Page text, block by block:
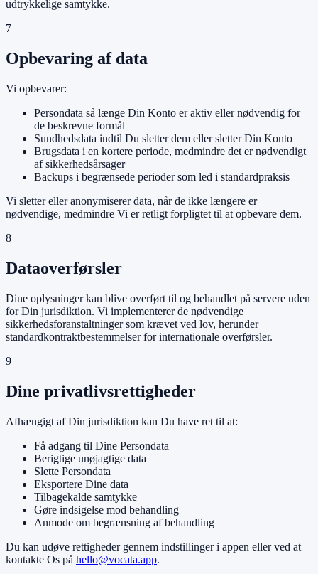
udtrykkelige samtykke.
7
Opbevaring af data
Vi opbevarer:
Persondata så længe Din Konto er aktiv eller nødvendig for
de beskrevne formål
Sundhedsdata indtil Du sletter dem eller sletter Din Konto
Brugsdata i en kortere periode, medmindre det er nødvendigt
af sikkerhedsårsager
Backups i begrænsede perioder som led i standardpraksis
Vi sletter eller anonymiserer data, når de ikke længere er
nødvendige, medmindre Vi er retligt forpligtet til at opbevare dem.
8
Dataoverførsler
Dine oplysninger kan blive overført til og behandlet på servere uden
for Din jurisdiktion. Vi implementerer de nødvendige
sikkerhedsforanstaltninger som krævet ved lov, herunder
standardkontraktbestemmelser for internationale overførsler.
9
Dine privatlivsrettigheder
Afhængigt af Din jurisdiktion kan Du have ret til at:
Få adgang til Dine Persondata
Berigtige unøjagtige data
Slette Persondata
Eksportere Dine data
Tilbagekalde samtykke
Gøre indsigelse mod behandling
Anmode om begrænsning af behandling
Du kan udøve rettigheder gennem indstillinger i appen eller ved at
kontakte Os på hello@vocata.app.